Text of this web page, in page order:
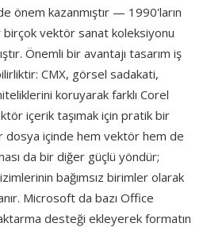
önem kazanmıştır — 1990'ların
birçok vektör sanat koleksiyonu
Önemli bir avantajı tasarım iş
CMX, görsel sadakati,
koruyarak farklı Corel
içerik taşımak için pratik bir
dosya içinde hem vektör hem de
da bir diğer güçlü yöndür;
bağımsız birimler olarak
Microsoft da bazı Office
desteği ekleyerek formatın